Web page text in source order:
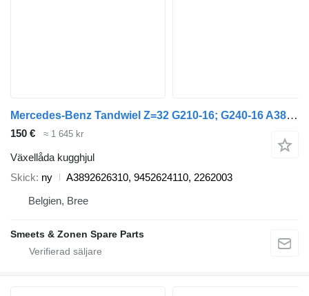
Mercedes-Benz Tandwiel Z=32 G210-16; G240-16 A3892626310 växellåda kugghjul till lastbil
150 € ≈ 1 645 kr
Växellåda kugghjul
Skick ny
A3892626310, 9452624110, 2262003
Belgien, Bree
Smeets & Zonen Spare Parts